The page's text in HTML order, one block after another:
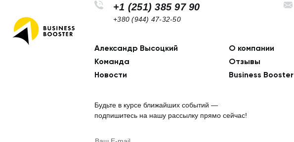
+1 (251) 385 97 90
+380 (944) 47-32-50
Footer
navigation
Александр Высоцкий
О компании
Команда
Отзывы
Новости
Business Booster
Будьте в курсе ближайших событий —
подпишитесь на нашу рассылку прямо сейчас!